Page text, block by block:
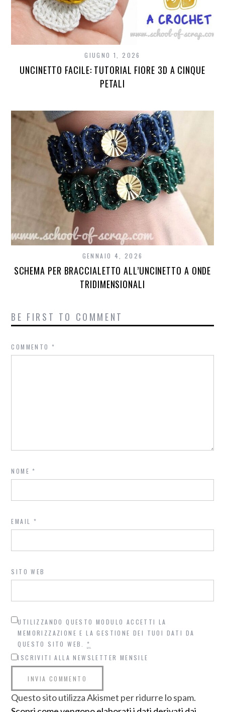
GIUGNO 1, 2026
UNCINETTO FACILE: TUTORIAL FIORE 3D A CINQUE
PETALI
GENNAIO 4, 2026
SCHEMA PER BRACCIALETTO ALL’UNCINETTO A ONDE
TRIDIMENSIONALI
BE FIRST TO COMMENT
COMMENTO*
NOME*
EMAIL *
SITO WEB
UTILIZZANDO QUESTO MODULO ACCETTI LA
MEMORIZZAZIONE E LA GESTIONE DEI TUOI DATI DA
QUESTO SITO WEB.*
ISCRIVITI ALLA NEWSLETTER MENSILE
Questo sito utilizza Akismet per ridurre lo spam.